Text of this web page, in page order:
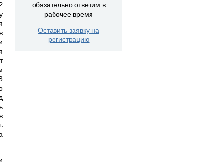
обязательно ответим в
рабочее время
Оставить заявку на
регистрацию